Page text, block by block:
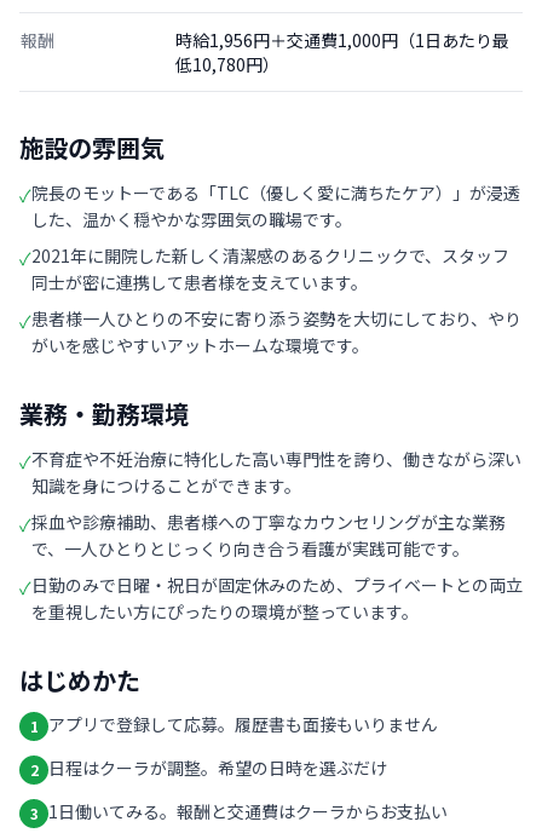
報酬
時給1,956円＋交通費1,000円（1日あたり最
低10,780円）
施設の雰囲気
✓院長のモットーである「TLC（優しく愛に満ちたケア）」が浸透
した、温かく穏やかな雰囲気の職場です。
✓2021年に開院した新しく清潔感のあるクリニックで、スタッフ
同士が密に連携して患者様を支えています。
✓患者様一人ひとりの不安に寄り添う姿勢を大切にしており、やり
がいを感じやすいアットホームな環境です。
業務・勤務環境
✓不育症や不妊治療に特化した高い専門性を誇り、働きながら深い
知識を身につけることができます。
✓採血や診療補助、患者様への丁寧なカウンセリングが主な業務
で、一人ひとりとじっくり向き合う看護が実践可能です。
✓日勤のみで日曜・祝日が固定休みのため、プライベートとの両立
を重視したい方にぴったりの環境が整っています。
はじめかた
1 アプリで登録して応募。履歴書も面接もいりません
2 日程はクーラが調整。希望の日時を選ぶだけ
3 1日働いてみる。報酬と交通費はクーラからお支払い